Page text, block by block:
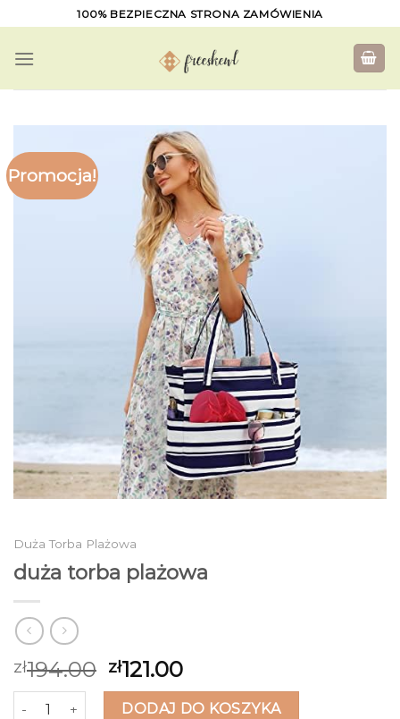
to
content
100% BEZPIECZNA STRONA ZAMÓWIENIA
Promocja!
Duża Torba Plażowa
duża torba plażowa
zł194.00 zł121.00
ilość duża torba plażowaDODAJ DO KOSZYKA